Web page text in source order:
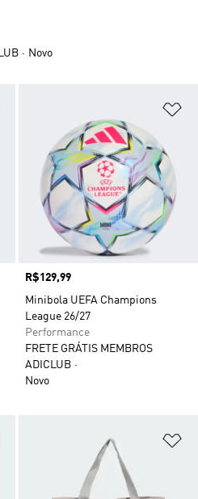
Preço
R$129,99
Minibola UEFA Champions
League 26/27
Performance
FRETE GRÁTIS MEMBROS
ADICLUB
Novo
Adicionar à Lista de Desejos
Novo